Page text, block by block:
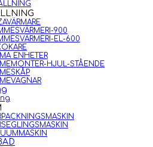
900
EL-600
ENHETER
HJUL-STÅENDE